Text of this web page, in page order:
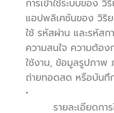
การเข้าใช้ระบบของ วิ
แอปพลิเคชันของ วิริ
ใช้ รหัสผ่าน และรหัส
ความสนใจ ความต้อง
ใช้งาน, ข้อมูลรูปภาพ
ถ่ายทอดสด หรือบันทึ
•
รายละเอียดการ